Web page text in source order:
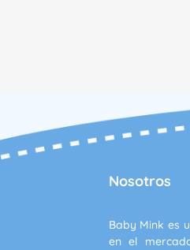
Nosotros
Baby Mink es
en el